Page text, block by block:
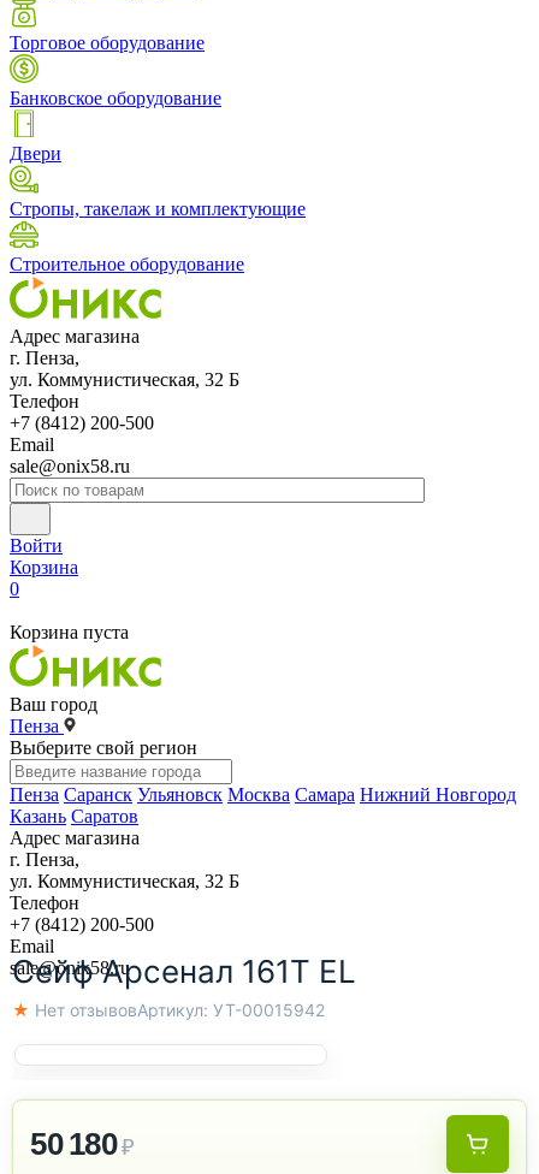
Торговое оборудование
Банковское оборудование
Двери
Стропы, такелаж и комплектующие
Строительное оборудование
Адрес магазина
г. Пенза,
ул. Коммунистическая, 32 Б
Телефон
+7 (8412) 200-500
Email
sale@onix58.ru
Войти
Корзина
0
Корзина пуста
Ваш город
Пенза
Выберите свой регион
Пенза Саранск Ульяновск Москва Самара Нижний Новгород
Казань Саратов
Адрес магазина
г. Пенза,
ул. Коммунистическая, 32 Б
Телефон
+7 (8412) 200-500
Email
sale@onix58.ru
Сейф Арсенал 161Т EL
★ Нет отзывовАртикул: УТ-00015942
50 180₽